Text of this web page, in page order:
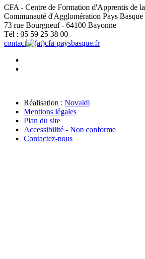
CFA - Centre de Formation d'Apprentis de la
Communauté d'Agglomération Pays Basque
73 rue Bourgneuf - 64100 Bayonne
Tél : 05 59 25 38 00
contact
cfa-paysbasque.fr
Réalisation : Novaldi
Mentions légales
Plan du site
Accessibilité - Non conforme
Contactez-nous